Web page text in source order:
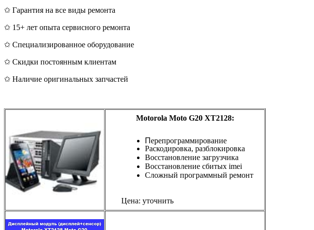
✩ Гарантия на все виды ремонта
✩ 15+ лет опыта сервисного ремонта
✩ Специализированное оборудование
✩ Скидки постоянным клиентам
✩ Наличие оригинальных запчастей
Motorola Moto G20 XT2128:
Перепрограммирование
Раскодировка, разблокировка
Восстановление загрузчика
Восстановление сбитых imei
Сложный программный ремонт
Цена: уточнить